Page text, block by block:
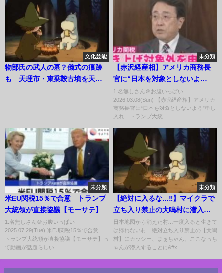
文化芸能
物部氏の武人の墓？儀式の痕跡
も 天理市・東乗鞍古墳を天理
......
未分類
【赤沢経産相】アメリカ商務長
官に“日本を対象としないよ
う”申し入れ トランプ大統領、
関税率15％意向で
1:名無しさん＠お腹いっぱい
2026.03.08(Sun) 【赤沢経産相】アメリカ
商務長官に“日本を対象としないよう”申し
入れ トランプ大統...
未分類
米EU関税15％で合意 トランプ
大統領が直接協議【モーサテ】
1:名無しさん＠お腹いっぱい
2025.07.29(Tue) 米EU関税15％で合意
トランプ大統領が直接協議【モーサテ】っ
て動画が話題らしい...
未分類
【絶対に入るな…‼️】マイクラで
立ち入り禁止の犬鳴村に潜入…
最恐心霊スポットの呪われたト
ンネルから脱出することは出来
るのか⁉️恐怖の都市伝説でホラー
日本地図から消えた村…一度入ると生きて
は帰れない村…絶対立ち入り禁止の【犬鳴
村】にカッシー、まぁちゃん、ここなっち
ゃんが潜入することに&#x...